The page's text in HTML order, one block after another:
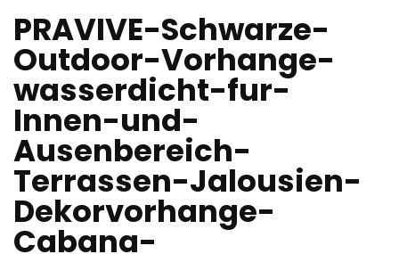
PRAVIVE-Schwarze-
Outdoor-Vorhange-
wasserdicht-fur-
Innen-und-
Ausenbereich-
Terrassen-Jalousien-
Dekorvorhange-
Cabana-